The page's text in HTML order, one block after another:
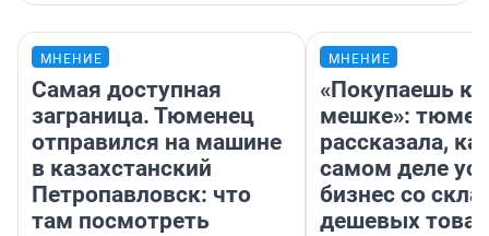
МНЕНИЕ
Самая доступная
заграница. Тюменец
отправился на машине
в казахстанский
Петропавловск: что
там посмотреть
МНЕНИЕ
«Покупаешь
мешке»:
рассказала,
самом деле
бизнес со
дешевых